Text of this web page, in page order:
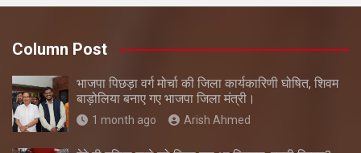
Column Post
भाजपा पिछड़ा वर्ग मोर्चा की जिला कार्यकारिणी घोषित, शिवम
बाड़ोलिया बनाए गए भाजपा जिला मंत्री।
1 month ago Arish Ahmed